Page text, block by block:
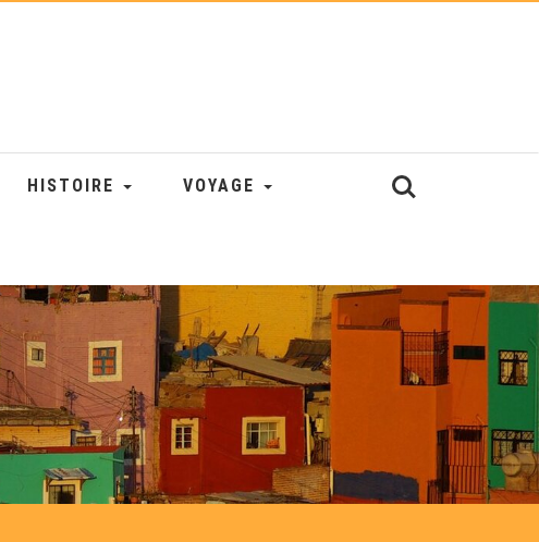
HISTOIRE VOYAGE